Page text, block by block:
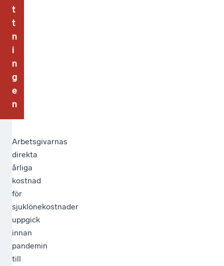
t
t
n
i
n
g
e
n
Arbetsgivarnas
direkta
årliga
kostnad
för
sjuklönekostnader
uppgick
innan
pandemin
till